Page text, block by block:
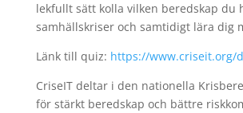
lekfullt sätt kolla vilken beredskap du
samhällskriser och samtidigt lära dig
Länk till quiz: https://www.criseit.org/
CriseIT deltar i den nationella
för stärkt beredskap och bättre